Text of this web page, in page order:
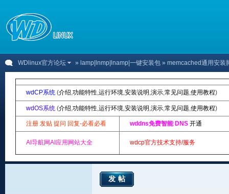
WDlinux官方论坛 » lamp|lnmp|lnamp|一键安装包 » memcached通用安装
wdCP系统 (介绍,功能特性,运行环境,安装说明 ,演示,常见问题,使用教程)
wdOS系统 (介绍,功能特性,运行环境,安装说明 ,演示,常见问题,使用教程)
注册 发贴 提问 回复-必看必看 wddns免费智能 DNS 开通
AI导航网AI应用网站大全 wdcp官方技术支持/服务
发帖